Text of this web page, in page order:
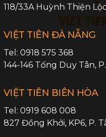
118/33A Huỳnh Thiện
VIỆT TIÊN ĐÀ NẴNG
Tel: 0918 575 368
144-146 Tống Duy Tân,
VIỆT TIÊN BIÊN HÒA
Tel: 0919 608 008
827 Đồng Khởi, KP6, P.